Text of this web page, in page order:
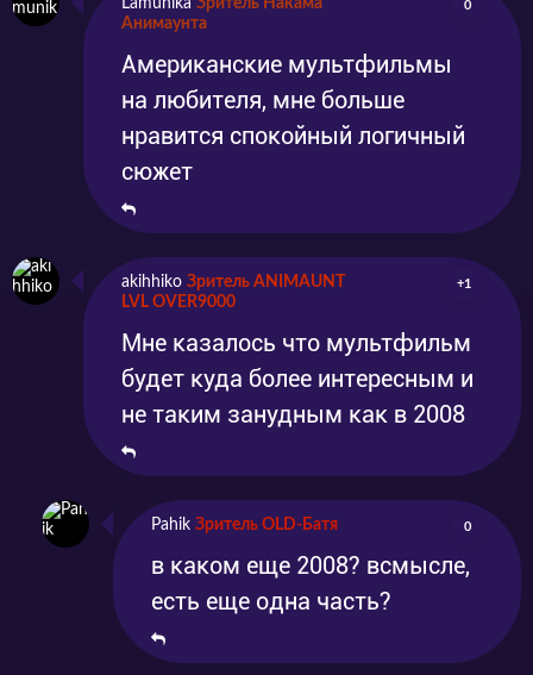
Lamunika Зритель Накама
Анимаунта
0
Американские мультфильмы
на любителя, мне больше
нравится спокойный логичный
сюжет
akihhiko Зритель ANIMAUNT
LVL OVER9000
+1
Мне казалось что мультфильм
будет куда более интересным и
не таким занудным как в 2008
Pahik Зритель OLD-Батя 0
в каком еще 2008? всмысле,
есть еще одна часть?